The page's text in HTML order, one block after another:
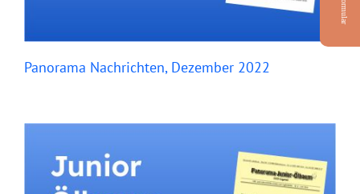
Panorama Nachrichten, Dezember 2022